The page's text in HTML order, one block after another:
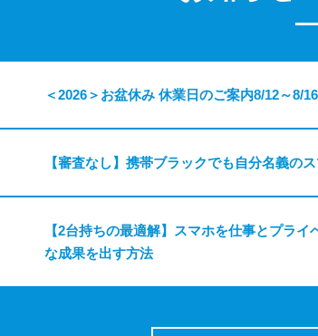
＜2026＞お盆休み 休業日のご案内8/12～8/16
【審査なし】携帯ブラックでも自分名義の
【2台持ちの最適解】スマホを仕事とプラ
な成果を出す方法